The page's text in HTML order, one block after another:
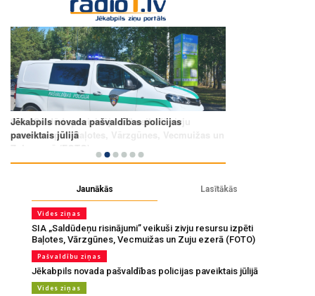
Jaunākās Lasītākās
Vides ziņas
SIA „Saldūdeņu risinājumi” veikuši zivju resursu izpēti
Baļotes, Vārzgūnes, Vecmuižas un Zuju ezerā (FOTO)
Pašvaldību ziņas
Jēkabpils novada pašvaldības policijas paveiktais jūlijā
Vides ziņas